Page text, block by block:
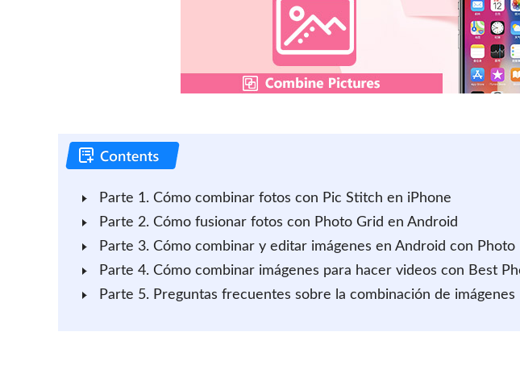
Parte 1. Cómo combinar fotos con Pic Stitch en iPhone
Parte 2. Cómo fusionar fotos con Photo Grid en Android
Parte 3. Cómo combinar y editar imágenes en Android con Photo
Parte 4. Cómo combinar imágenes para hacer videos con Best
Parte 5. Preguntas frecuentes sobre la combinación de imágenes